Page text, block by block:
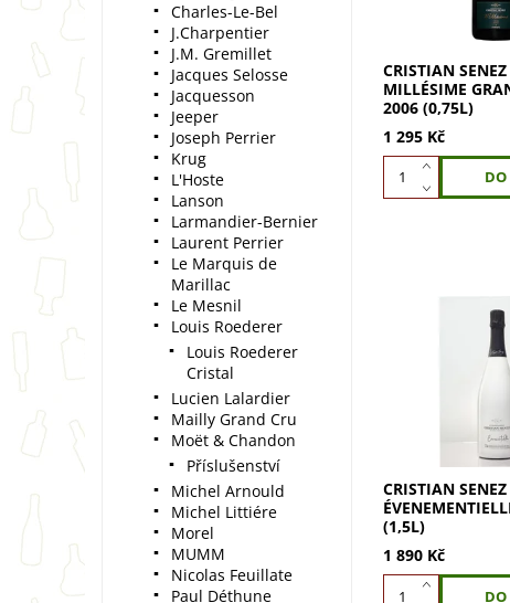
svěžestí.
CRISTIAN
MILLÉSIME
2006 (0,75L)
1 295 Kč
Cristian Senez
Évenementielle
z 100% Pinot
barva s
a mandlí. Svěží...
CRISTIAN
(1,5L)
1 890 Kč
Charles-Le-Bel
J.Charpentier
J.M. Gremillet
Jacques Selosse
Jacquesson
Jeeper
Joseph Perrier
Krug
L'Hoste
Lanson
Larmandier-Bernier
Laurent Perrier
Le Marquis de
Marillac
Le Mesnil
Louis Roederer
Louis Roederer
Cristal
Lucien Lalardier
Mailly Grand Cru
Moët & Chandon
Příslušenství
Michel Arnould
Michel Littiére
Morel
MUMM
Nicolas Feuillate
Paul Déthune